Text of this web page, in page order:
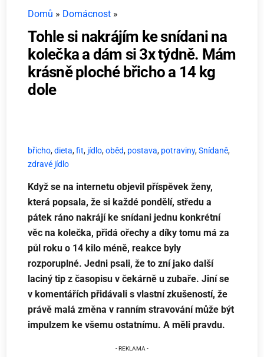
Domů » Domácnost »
Tohle si nakrájím ke snídani na
kolečka a dám si 3x týdně. Mám
krásně ploché břicho a 14 kg
dole
břicho,dieta,fit, jídlo,oběd, postava, potraviny,Snídaně,
zdravé jídlo
Když se na internetu objevil příspěvek ženy,
která popsala, že si každé pondělí, středu a
pátek ráno nakrájí ke snídani jednu konkrétní
věc na kolečka, přidá ořechy a díky tomu má za
půl roku o 14 kilo méně, reakce byly
rozporuplné. Jedni psali, že to zní jako další
laciný tip z časopisu v čekárně u zubaře. Jiní se
v komentářích přidávali s vlastní zkušeností, že
právě malá změna v ranním stravování může být
impulzem ke všemu ostatnímu. A měli pravdu.